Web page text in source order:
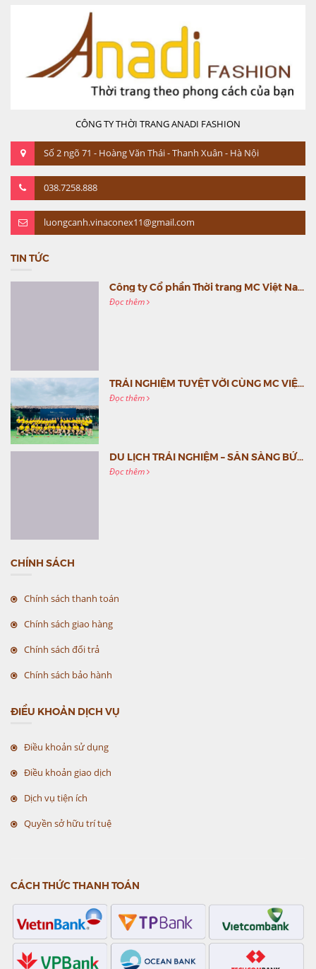
CÔNG TY THỜI TRANG ANADI FASHION
Số 2 ngõ 71 - Hoàng Văn Thái - Thanh Xuân - Hà Nội
038.7258.888
luongcanh.vinaconex11@gmail.com
TIN TỨC
Công ty Cổ phần Thời trang MC Việt Nam (MC Fashion) tổ chức Gala mừng sinh nhật lần thứ 9
Đọc thêm
TRẢI NGHIỆM TUYỆT VỜI CÙNG MC VIỆT NAM
Đọc thêm
DU LỊCH TRẢI NGHIỆM – SẴN SÀNG BỨT PHÁ CÙNG MC VIỆT NAM
Đọc thêm
CHÍNH SÁCH
Chính sách thanh toán
Chính sách giao hàng
Chính sách đổi trả
Chính sách bảo hành
ĐIỀU KHOẢN DỊCH VỤ
Điều khoản sử dụng
Điều khoản giao dịch
Dịch vụ tiện ích
Quyền sở hữu trí tuệ
CÁCH THỨC THANH TOÁN